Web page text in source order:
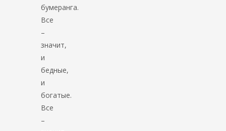
бумеранга.
Все
–
значит,
и
бедные,
и
богатые.
Все
–